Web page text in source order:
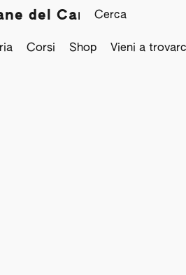
del Campo
Corsi Shop Vieni a